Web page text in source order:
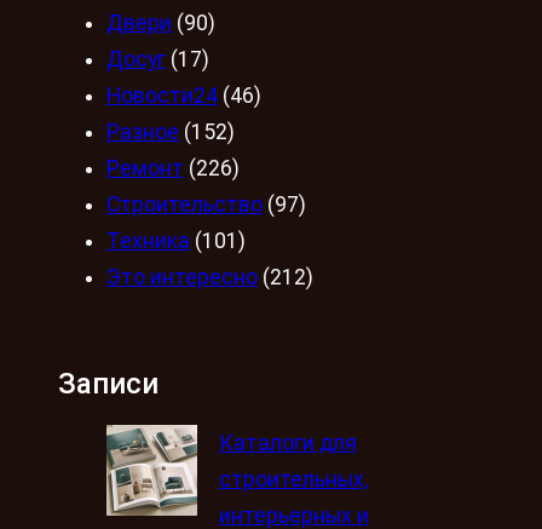
Двери (90)
Досуг (17)
Новости24 (46)
Разное (152)
Ремонт (226)
Строительство (97)
Техника (101)
Это интересно (212)
Записи
Каталоги для
строительных,
интерьерных и